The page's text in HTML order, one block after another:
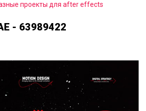
проекты для after effects
- 63989422